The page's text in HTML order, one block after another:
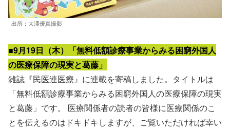
出所：大澤優真撮影
■9月19日（木）「無料低額診療事業からみる困窮外国人
の医療保障の現実と葛藤」
雑誌『民医連医療』に連載を寄稿しました。タイトルは
「無料低額診療事業からみる困窮外国人の医療保障の現実
と葛藤」です。 医療関係者の読者の皆様に医療関係のこ
とを伝えるのはドキドキしますが、ご覧いただければ幸い